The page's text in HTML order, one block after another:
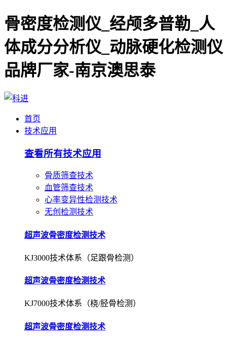
骨密度检测仪_经颅多普勒_人
体成分分析仪_动脉硬化检测仪
品牌厂家-南京澳思泰
首页
技术应用
查看所有技术应用
骨质筛查技术
血管筛查技术
心率变异性检测技术
无创检测技术
超声波骨密度检测技术
KJ3000技术体系（足跟骨检测）
超声波骨密度检测技术
KJ7000技术体系（桡/胫骨检测）
超声波骨密度检测技术